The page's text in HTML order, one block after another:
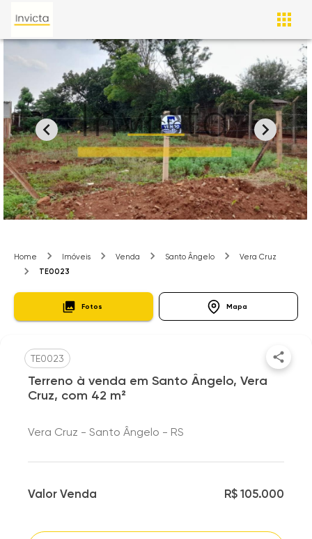
Home Imóveis Venda Santo Ângelo
Vera Cruz
TE0023
Fotos Mapa
TE0023
Terreno à venda em Santo Ângelo, Vera
Cruz, com 42 m²
Vera Cruz - Santo Ângelo - RS
Valor Venda R$ 105.000